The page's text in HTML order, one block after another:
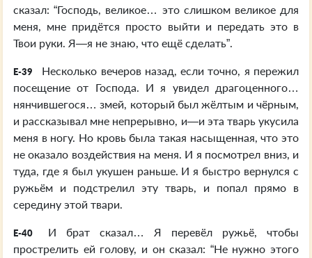
сказал: “Господь, великое… это слишком великое для
меня, мне придётся просто выйти и передать это в
Твои руки. Я—я не знаю, что ещё сделать”.
E-39
Несколько вечеров назад, если точно, я пережил
посещение от Господа. И я увидел драгоценного…
нянчившегося… змей, который был жёлтым и чёрным,
и рассказывал мне непрерывно, и—и эта тварь укусила
меня в ногу. Но кровь была такая насыщенная, что это
не оказало воздействия на меня. И я посмотрел вниз, и
туда, где я был укушен раньше. И я быстро вернулся с
ружьём и подстрелил эту тварь, и попал прямо в
середину этой твари.
E-40
И брат сказал… Я перевёл ружьё, чтобы
прострелить ей голову, и он сказал: “Не нужно этого